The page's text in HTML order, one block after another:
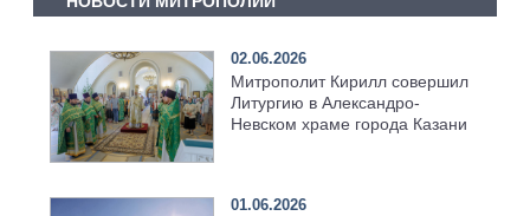
02.06.2026
Митрополит Кирилл совершил
Литургию в Александро-
Невском храме города Казани
01.06.2026